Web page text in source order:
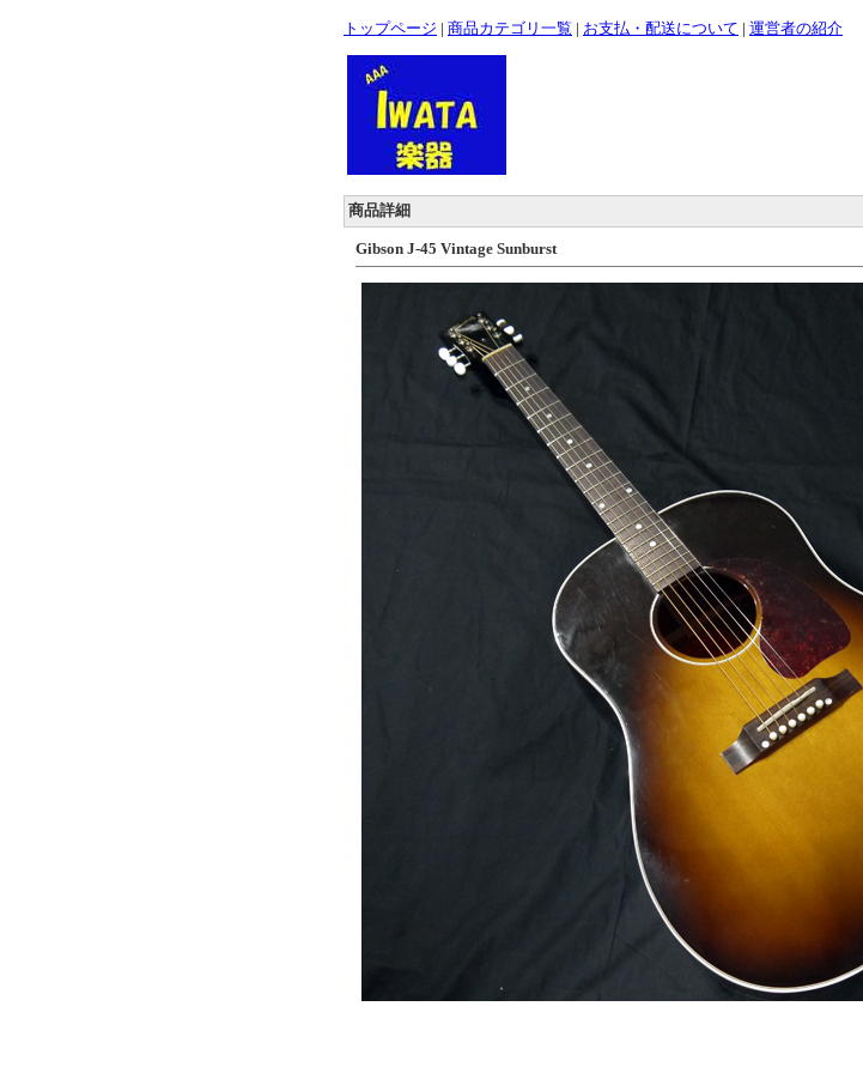
トップページ | 商品カテゴリ一覧 | お支払・配送について | 運営者の紹介
商品詳細
Gibson J-45 Vintage Sunburst